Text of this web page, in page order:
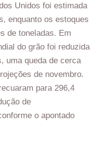
Unidos foi estimada
enquanto os estoques
de toneladas. Em
do grão foi reduzida
uma queda de cerca
de novembro.
para 296,4
de
o apontado